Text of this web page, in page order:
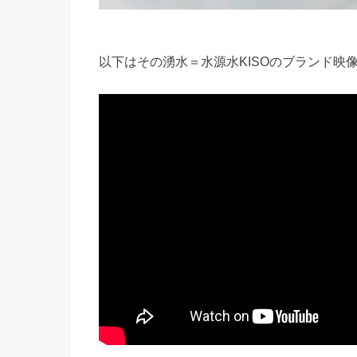
以下はその湧水＝水源水KISOのブランド映